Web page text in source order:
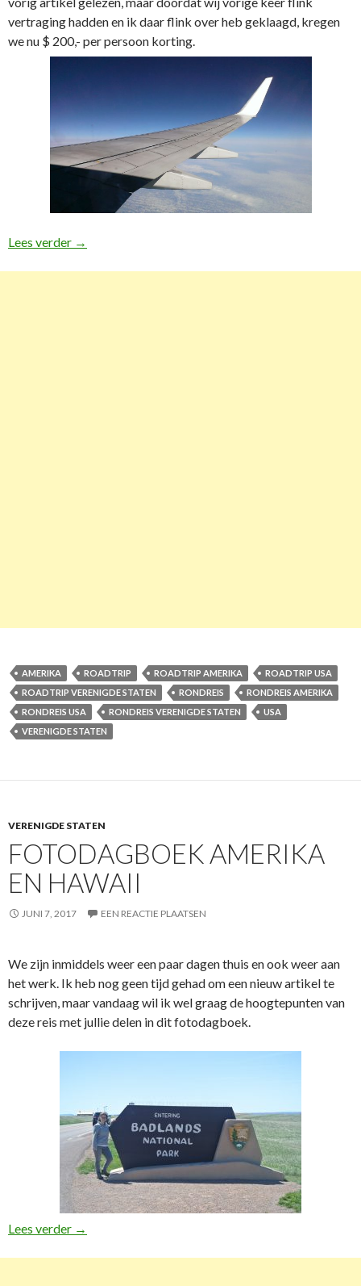
vertraging hadden en ik daar flink over heb geklaagd, kregen
we nu $ 200,- per persoon korting.
Lees verder Review: vlucht van Amsterdam naar Dallas met
→
AMERIKA ROADTRIP ROADTRIP AMERIKA
ROADTRIP USA
ROADTRIP VERENIGDE STATEN
RONDREIS
RONDREIS AMERIKA
RONDREIS USA
RONDREIS VERENIGDE STATEN
USA
VERENIGDE STATEN
VERENIGDE STATEN
FOTODAGBOEK AMERIKA
EN HAWAII
JUNI 7, 2017 EEN REACTIE PLAATSEN
We zijn inmiddels weer een paar dagen thuis en ook weer aan
het werk. Ik heb nog geen tijd gehad om een nieuw artikel te
schrijven, maar vandaag wil ik wel graag de hoogtepunten van
deze reis met jullie delen in dit fotodagboek.
Lees verder Fotodagboek Amerika en Hawaii
→